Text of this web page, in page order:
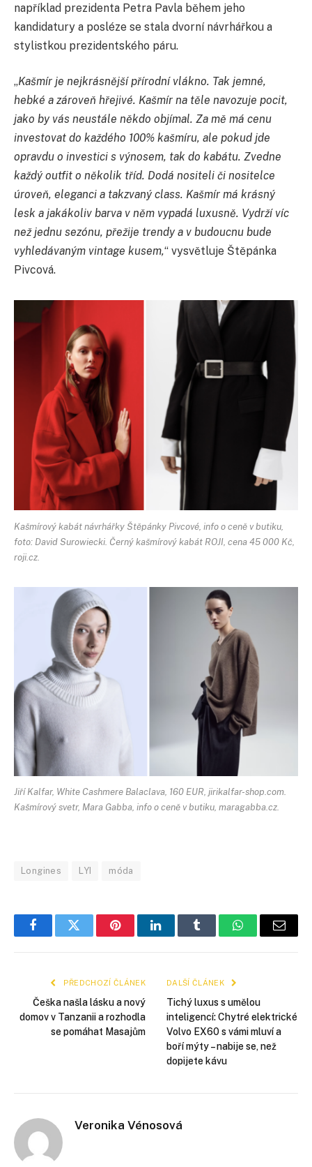
například prezidenta Petra Pavla během jeho
kandidatury a posléze se stala dvorní návrhářkou a
stylistkou prezidentského páru.
„Kašmír je nejkrásnější přírodní vlákno. Tak jemné,
hebké a zároveň hřejivé. Kašmír na těle navozuje pocit,
jako by vás neustále někdo objímal. Za mě má cenu
investovat do každého 100% kašmíru, ale pokud jde
opravdu o investici s výnosem, tak do kabátu. Zvedne
každý outfit o několik tříd. Dodá nositeli či nositelce
úroveň, eleganci a takzvaný class. Kašmír má krásný
lesk a jakákoliv barva v něm vypadá luxusně. Vydrží víc
než jednu sezónu, přežije trendy a v budoucnu bude
vyhledávaným vintage kusem,“ vysvětluje Štěpánka
Pivcová.
Kašmírový kabát návrhářky Štěpánky Pivcové, info o ceně v butiku,
foto: David Surowiecki. Černý kašmírový kabát ROJI, cena 45 000 Kč,
roji.cz.
Jiří Kalfar, White Cashmere Balaclava, 160 EUR, jirikalfar-shop.com.
Kašmírový svetr, Mara Gabba, info o ceně v butiku, maragabba.cz.
Longines LYI móda
FacebookTwitter PinterestLinkedInTumblr WhatsApp
E-
PŘEDCHOZÍ ČLÁNEK
Češka našla lásku a nový
domov v Tanzanii a rozhodla
se pomáhat Masajům
DALŠÍ ČLÁNEK
Tichý luxus s umělou
inteligencí: Chytré elektrické
Volvo EX60 s vámi mluví a
boří mýty – nabije se, než
dopijete kávu
Veronika Vénosová